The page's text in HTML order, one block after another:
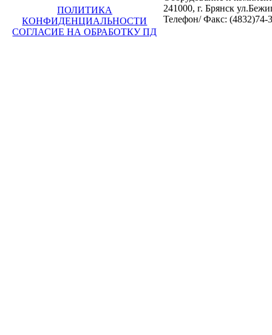
ПОЛИТИКА
КОНФИДЕНЦИАЛЬНОСТИ
СОГЛАСИЕ НА ОБРАБОТКУ ПД
241000, г. Брянск
Телефон/ Факс: (4832)74-